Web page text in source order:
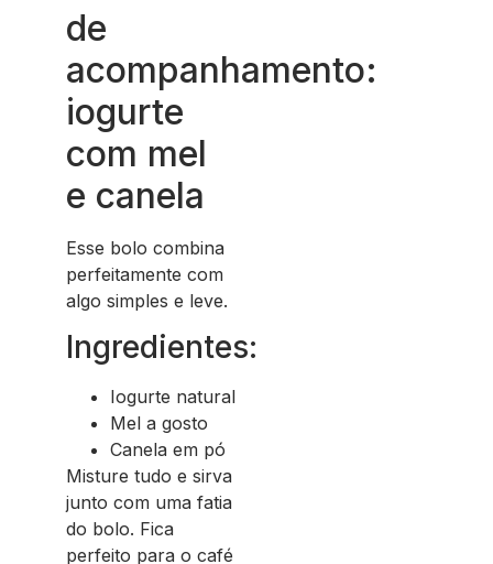
de
acompanhamento:
iogurte
com mel
e canela
Esse bolo combina
perfeitamente com
algo simples e leve.
Ingredientes:
Iogurte natural
Mel a gosto
Canela em pó
Misture tudo e sirva
junto com uma fatia
do bolo. Fica
perfeito para o café